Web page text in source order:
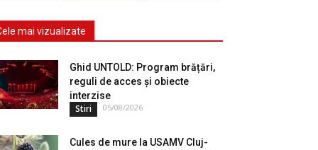
mai vizualizate
Ghid UNTOLD: Program brățări,
reguli de acces și obiecte
interzise
Stiri 05/08/2026
Cules de mure la USAMV Cluj-